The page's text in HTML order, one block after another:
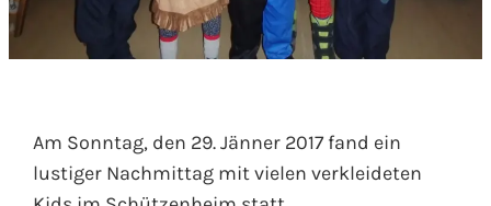
Am Sonntag, den 29. Jänner 2017 fand ein
lustiger Nachmittag mit vielen verkleideten